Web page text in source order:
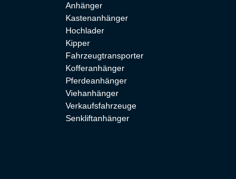
Anhänger
Kastenanhänger
Hochlader
Kipper
Fahrzeugtransporter
Kofferanhänger
Pferdeanhänger
Viehanhänger
Verkaufsfahrzeuge
Senkliftanhänger